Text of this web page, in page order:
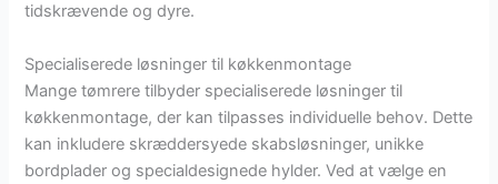
tidskrævende og dyre.
Specialiserede løsninger til køkkenmontage
Mange tømrere tilbyder specialiserede løsninger til
køkkenmontage, der kan tilpasses individuelle behov. Dette
kan inkludere skræddersyede skabsløsninger, unikke
bordplader og specialdesignede hylder. Ved at vælge en